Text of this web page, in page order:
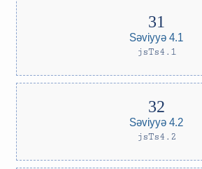
Səviyyə 4.1
jsTs4.1
Səviyyə 4.2
jsTs4.2